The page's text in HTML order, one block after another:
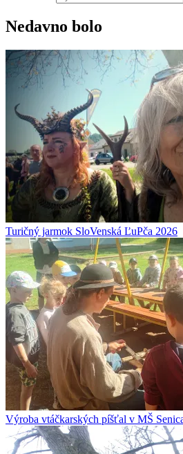
Nedavno bolo
Turičný jarmok SloVenská ĽuPča 2026
Výroba vtáčkarských píšťal v MŠ